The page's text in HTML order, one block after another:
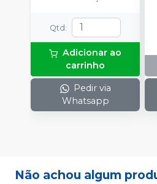
Qtd:
Adicionar ao
carrinho
Pedir via
Whatsapp
Não achou algum